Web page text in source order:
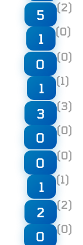
5 (2)
1 (0)
0 (0)
1 (1)
3 (3)
0 (0)
0 (0)
1 (1)
2 (2)
0 (0)